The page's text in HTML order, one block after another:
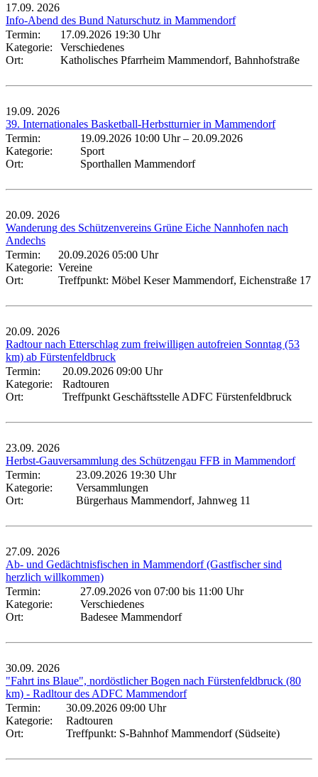
17.09. 2026
Info-Abend des Bund Naturschutz in Mammendorf
Termin:
17.09.2026 19:30 Uhr
Kategorie:
Verschiedenes
Ort:
Katholisches Pfarrheim Mammendorf, Bahnhofstraße
19.09. 2026
39. Internationales Basketball-Herbstturnier in Mammendorf
Termin:
19.09.2026 10:00 Uhr– 20.09.2026
Kategorie:
Sport
Ort:
Sporthallen Mammendorf
20.09. 2026
Wanderung des Schützenvereins Grüne Eiche Nannhofen nach
Andechs
Termin:
20.09.2026 05:00 Uhr
Kategorie: Vereine
Ort:
Treffpunkt: Möbel Keser Mammendorf, Eichenstraße 17
20.09. 2026
Radtour nach Etterschlag zum freiwilligen autofreien Sonntag (53
km) ab Fürstenfeldbruck
Termin:
20.09.2026 09:00 Uhr
Kategorie:
Radtouren
Ort:
Treffpunkt Geschäftsstelle ADFC Fürstenfeldbruck
23.09. 2026
Herbst-Gauversammlung des Schützengau FFB in Mammendorf
Termin:
23.09.2026 19:30 Uhr
Kategorie:
Versammlungen
Ort:
Bürgerhaus Mammendorf, Jahnweg 11
27.09. 2026
Ab- und Gedächtnisfischen in Mammendorf (Gastfischer sind
herzlich willkommen)
Termin:
27.09.2026 von 07:00 bis 11:00 Uhr
Kategorie:
Verschiedenes
Ort:
Badesee Mammendorf
30.09. 2026
"Fahrt ins Blaue", nordöstlicher Bogen nach Fürstenfeldbruck (80
km) - Radltour des ADFC Mammendorf
Termin:
30.09.2026 09:00 Uhr
Kategorie:
Radtouren
Ort:
Treffpunkt: S-Bahnhof Mammendorf (Südseite)